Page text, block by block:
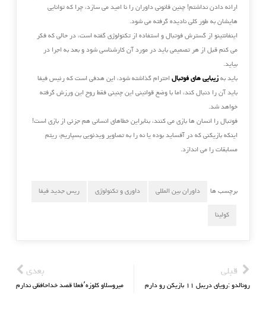
ارائه دادن نداشتم! چنین قانونی داوران را نا امید می سازد، چرا که توانایی
هایشان به طور کلی نادیده گرفته می شود.
اینفانتینو از گسترش فوتبال و استفاده از تکنولوژی گفته است، در حالی که فکر
می کنم قبل از هر تصمیمی باید در مورد آن کارشناسی شود و بعد به اجرا در
بیاید.
باید به زیبایی های فوتبالاحترام گذاشته شود، این هدفی است که رئیس فیفا
باید آن را دنبال کند، اما با وضع قوانینی این چنینی فقط روح این ورزش گرفته
خواهد شد.
فوتبال را انسان ها بازی می کنند، بنابراین خطاهای انسانی هم جزئی از بازی است!
اینکه بازیکنی که در آفساید بوده یا نه را به تصاویر ویدئویی بسپاریم، ریتم
مسابقات را می اندازد.
برچسب ها داوران بین المللی داوری و تکنولوژی ریس جدید فیفا
کولینا
قبلی
رونالدو :رویای دریبل ۱۱ بازیکن رو دارم
بعدی
میروسلاو کلوزه٬فعلا قصد خداحافظی ندارم